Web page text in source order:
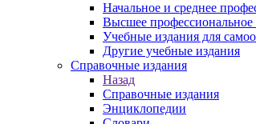
Начальное и среднее
Высшее профессиональное
Учебные издания для
Другие учебные издания
Справочные издания
Назад
Справочные издания
Энциклопедии